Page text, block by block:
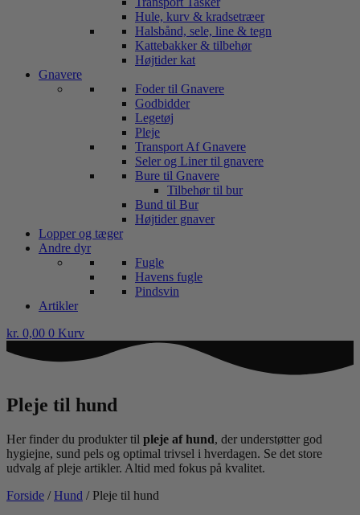
Hule, kurv & kradsetræer
Halsbånd, sele, line & tegn
Kattebakker & tilbehør
Højtider kat
Gnavere
Foder til Gnavere
Godbidder
Legetøj
Pleje
Transport Af Gnavere
Seler og Liner til gnavere
Bure til Gnavere
Tilbehør til bur
Bund til Bur
Højtider gnaver
Lopper og tæger
Andre dyr
Fugle
Havens fugle
Pindsvin
Artikler
kr. 0,00 0 Kurv
Pleje til hund
Her finder du produkter til pleje af hund, der understøtter god
hygiejne, sund pels og optimal trivsel i hverdagen. Se det store
udvalg af pleje artikler. Altid med fokus på kvalitet.
Forside /Hund / Pleje til hund